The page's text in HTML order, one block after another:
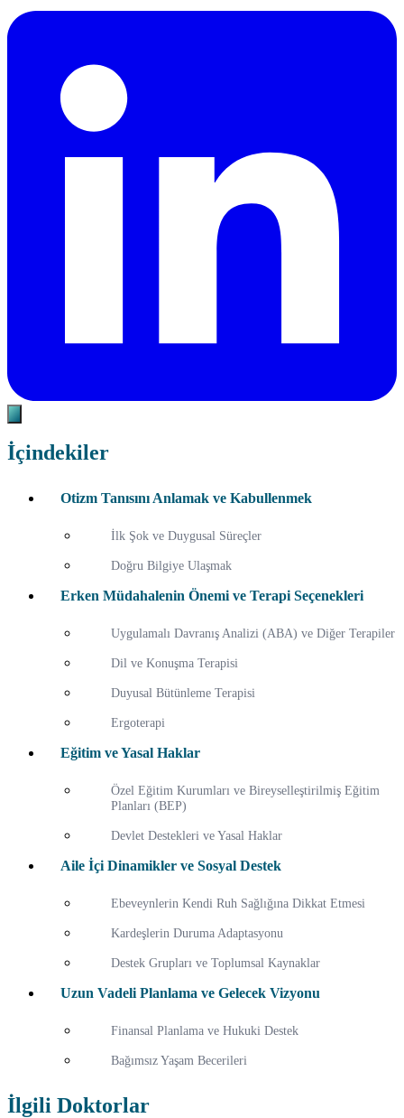
İçindekiler
Otizm Tanısını Anlamak ve Kabullenmek
İlk Şok ve Duygusal Süreçler
Doğru Bilgiye Ulaşmak
Erken Müdahalenin Önemi ve Terapi Seçenekleri
Uygulamalı Davranış Analizi (ABA) ve Diğer Terapiler
Dil ve Konuşma Terapisi
Duyusal Bütünleme Terapisi
Ergoterapi
Eğitim ve Yasal Haklar
Özel Eğitim Kurumları ve Bireyselleştirilmiş Eğitim
Planları (BEP)
Devlet Destekleri ve Yasal Haklar
Aile İçi Dinamikler ve Sosyal Destek
Ebeveynlerin Kendi Ruh Sağlığına Dikkat Etmesi
Kardeşlerin Duruma Adaptasyonu
Destek Grupları ve Toplumsal Kaynaklar
Uzun Vadeli Planlama ve Gelecek Vizyonu
Finansal Planlama ve Hukuki Destek
Bağımsız Yaşam Becerileri
İlgili Doktorlar